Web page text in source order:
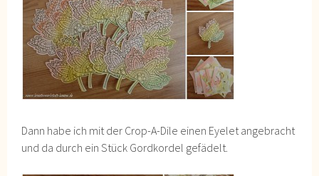
Dann habe ich mit der Crop-A-Dile einen Eyelet angebracht
und da durch ein Stück Gordkordel gefädelt.